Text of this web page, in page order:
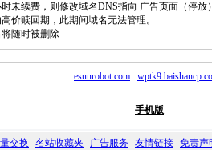
未续费，则修改域名DNS指向 广告页面（停放
价赎回期，此期间域名无法管理。
随时被删除
esunrobot.com
手机版
交换--名站收藏夹--广告服务--友情链接--免责声